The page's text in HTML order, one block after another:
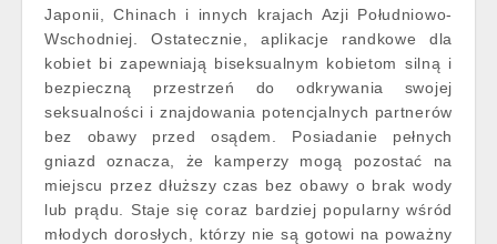
Japonii, Chinach i innych krajach Azji Południowo-
Wschodniej. Ostatecznie, aplikacje randkowe dla
kobiet bi zapewniają biseksualnym kobietom silną i
bezpieczną przestrzeń do odkrywania swojej
seksualności i znajdowania potencjalnych partnerów
bez obawy przed osądem. Posiadanie pełnych
gniazd oznacza, że kamperzy mogą pozostać na
miejscu przez dłuższy czas bez obawy o brak wody
lub prądu. Staje się coraz bardziej popularny wśród
młodych dorosłych, którzy nie są gotowi na poważny